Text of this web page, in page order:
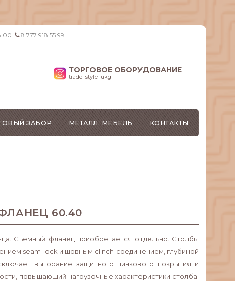
00 8 777 918 55 99
ТОРГОВОЕ ОБОРУДОВАНИЕ
trade_style_ukg
ЗАБОР МЕТАЛЛ. МЕБЕЛЬ КОНТАКТЫ
60.40
Съёмный фланец приобретается отдельно. Столбы
seam-lock и шовным clinch-соединением, глубиной
выгорание защитного цинкового покрытия и
повышающий нагрузочные характеристики столба.